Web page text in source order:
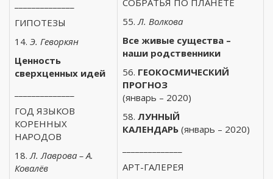
ГИПОТЕЗЫ
14. Э. Геворкян
Ценность
сверхценных идей
ГОД ЯЗЫКОВ
КОРЕННЫХ
НАРОДОВ
18.Л. Лаврова – А.
Ковалёв
СОБРАТЬЯ ПО ПЛАНЕТЕ
55.Л. Волкова
Все живые существа –
наши родственники
56. ГЕОКОСМИЧЕСКИЙ
ПРОГНОЗ
(январь – 2020)
58. ЛУННЫЙ
КАЛЕНДАРЬ (январь – 2020)
АРТ-ГАЛЕРЕЯ